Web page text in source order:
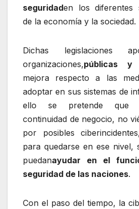
seguridaden los diferentes
de la economía y la sociedad.
Dichas legislaciones
organizaciones,públicas y
mejora respecto a las
adoptar en sus sistemas de
ello se pretende que
continuidad de negocio, no
por posibles
para quedarse en ese nivel,
puedanayudar en el
seguridad de las naciones.
Con el paso del tiempo, la